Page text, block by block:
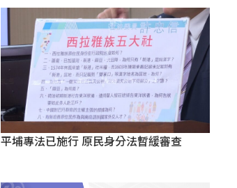
平埔專法已施行 原民身分法暫緩審查